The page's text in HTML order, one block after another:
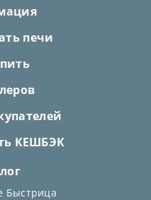
печи
КЕШБЭК
Быстрица